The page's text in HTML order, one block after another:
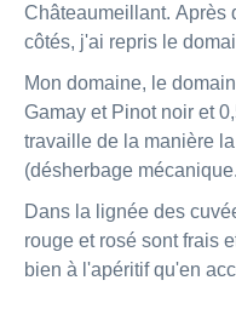
Châteaumeillant. Après
côtés, j'ai repris le
Mon domaine, le
Gamay et Pinot noir et
travaille de la manière
(désherbage
Dans la lignée des
rouge et rosé sont frais
bien à l'apéritif qu'en